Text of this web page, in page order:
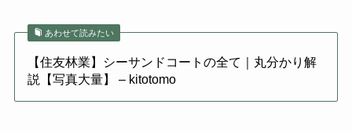
あわせて読みたい
【住友林業】シーサンドコートの全て｜丸分かり解
説【写真大量】 – kitotomo